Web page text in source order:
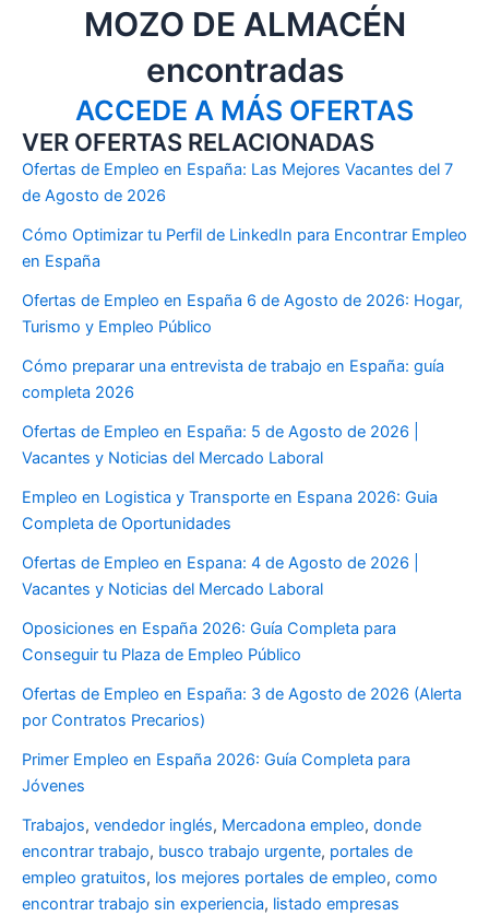
MOZO DE ALMACÉN
encontradas
ACCEDE A MÁS OFERTAS
VER OFERTAS RELACIONADAS
Ofertas de Empleo en España: Las Mejores Vacantes del 7
de Agosto de 2026
Cómo Optimizar tu Perfil de LinkedIn para Encontrar Empleo
en España
Ofertas de Empleo en España 6 de Agosto de 2026: Hogar,
Turismo y Empleo Público
Cómo preparar una entrevista de trabajo en España: guía
completa 2026
Ofertas de Empleo en España: 5 de Agosto de 2026 |
Vacantes y Noticias del Mercado Laboral
Empleo en Logistica y Transporte en Espana 2026: Guia
Completa de Oportunidades
Ofertas de Empleo en Espana: 4 de Agosto de 2026 |
Vacantes y Noticias del Mercado Laboral
Oposiciones en España 2026: Guía Completa para
Conseguir tu Plaza de Empleo Público
Ofertas de Empleo en España: 3 de Agosto de 2026 (Alerta
por Contratos Precarios)
Primer Empleo en España 2026: Guía Completa para
Jóvenes
Trabajos, vendedor inglés, Mercadona empleo, donde
encontrar trabajo, busco trabajo urgente, portales de
empleo gratuitos, los mejores portales de empleo, como
encontrar trabajo sin experiencia, listado empresas